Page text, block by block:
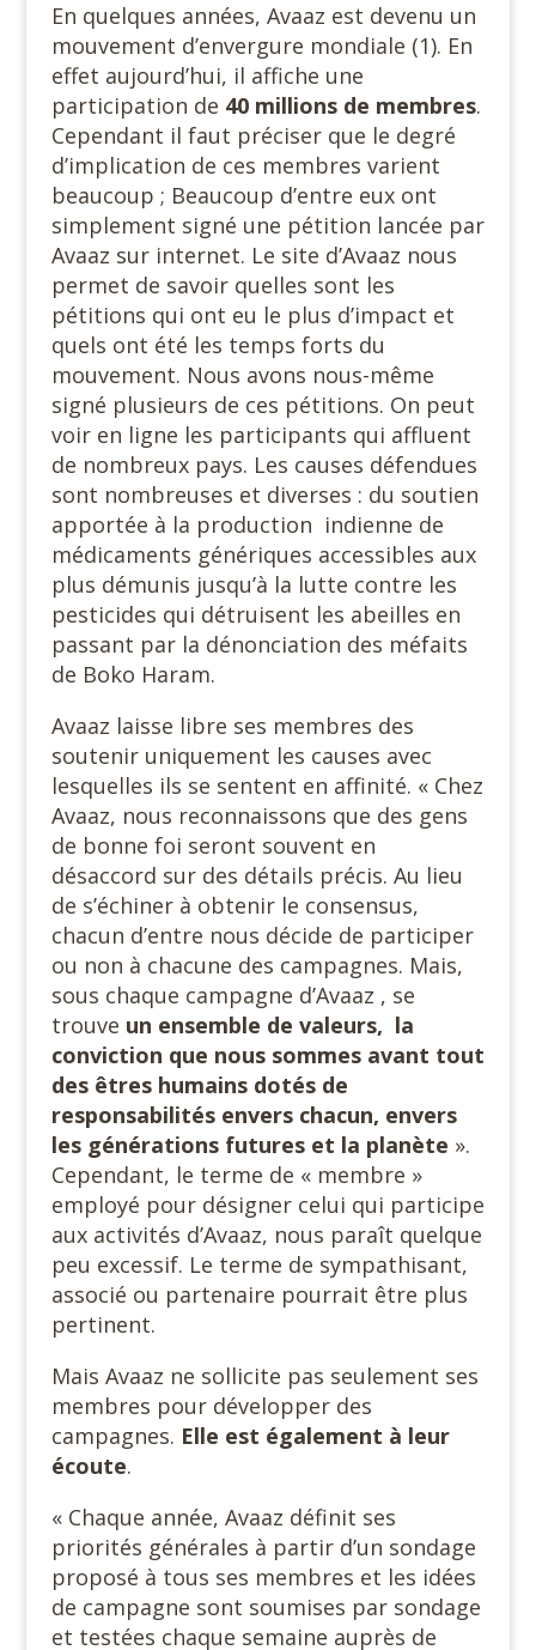
En quelques années, Avaaz est devenu un
mouvement d’envergure mondiale (1). En
effet aujourd’hui, il affiche une
participation de 40 millions de membres.
Cependant il faut préciser que le degré
d’implication de ces membres varient
beaucoup ; Beaucoup d’entre eux ont
simplement signé une pétition lancée par
Avaaz sur internet. Le site d’Avaaz nous
permet de savoir quelles sont les
pétitions qui ont eu le plus d’impact et
quels ont été les temps forts du
mouvement. Nous avons nous-même
signé plusieurs de ces pétitions. On peut
voir en ligne les participants qui affluent
de nombreux pays. Les causes défendues
sont nombreuses et diverses : du soutien
apportée à la production indienne de
médicaments génériques accessibles aux
plus démunis jusqu’à la lutte contre les
pesticides qui détruisent les abeilles en
passant par la dénonciation des méfaits
de Boko Haram.
Avaaz laisse libre ses membres des
soutenir uniquement les causes avec
lesquelles ils se sentent en affinité. « Chez
Avaaz, nous reconnaissons que des gens
de bonne foi seront souvent en
désaccord sur des détails précis. Au lieu
de s’échiner à obtenir le consensus,
chacun d’entre nous décide de participer
ou non à chacune des campagnes. Mais,
sous chaque campagne d’Avaaz , se
trouve un ensemble de valeurs, la
conviction que nous sommes avant tout
des êtres humains dotés de
responsabilités envers chacun, envers
les générations futures et la planète ».
Cependant, le terme de « membre »
employé pour désigner celui qui participe
aux activités d’Avaaz, nous paraît quelque
peu excessif. Le terme de sympathisant,
associé ou partenaire pourrait être plus
pertinent.
Mais Avaaz ne sollicite pas seulement ses
membres pour développer des
campagnes. Elle est également à leur
écoute.
« Chaque année, Avaaz définit ses
priorités générales à partir d’un sondage
proposé à tous ses membres et les idées
de campagne sont soumises par sondage
et testées chaque semaine auprès de